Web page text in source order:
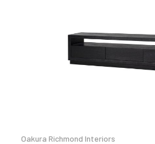
Oakura Richmond Interiors